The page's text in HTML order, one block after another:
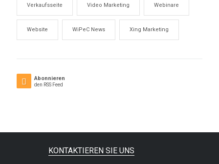
Verkaufsseite Video Marketing Webinare
Website WiPeC News Xing Marketing
Abonnieren
den RSS Feed
KONTAKTIEREN SIE UNS